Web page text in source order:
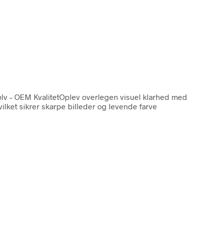
– OEM KvalitetOplev overlegen visuel klarhed med
sikrer skarpe billeder og levende farve